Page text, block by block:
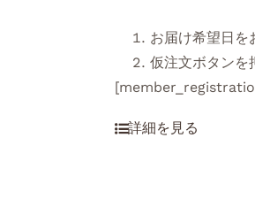
お届け希望日を
仮注文ボタンを